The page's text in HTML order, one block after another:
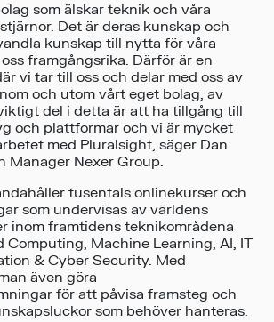
som älskar teknik och våra
Det är deras kunskap och
kunskap till nytta för våra
framgångsrika. Därför är en
vi tar till oss och delar med oss av
och utom vårt eget bolag, av
del i detta är att ha tillgång till
och plattformar och vi är mycket
med Pluralsight, säger Dan
Manager Nexer Group.
tusentals onlinekurser och
som undervisas av världens
inom framtidens teknikområdena
Computing, Machine Learning, AI, IT
& Cyber Security. Med
även göra
för att påvisa framsteg och
som behöver hanteras.